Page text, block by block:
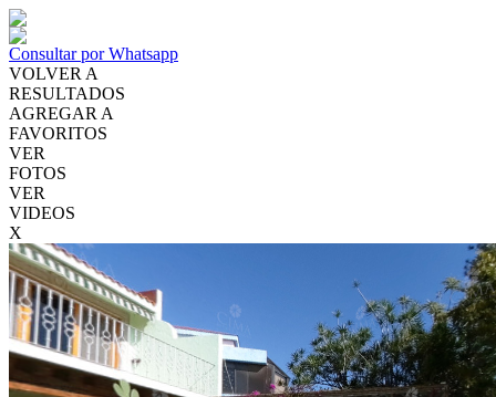
Consultar por Whatsapp
VOLVER A
RESULTADOS
AGREGAR A
FAVORITOS
VER
FOTOS
VER
VIDEOS
X